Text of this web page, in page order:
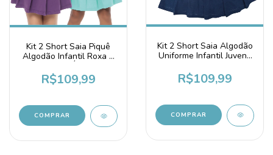
Kit 2 Short Saia Piquê
Algodão Infantil Roxa e
R$109,99
COMPRAR
Kit 2 Short Saia Algodão
Uniforme Infantil Juvenil
R$109,99
COMPRAR